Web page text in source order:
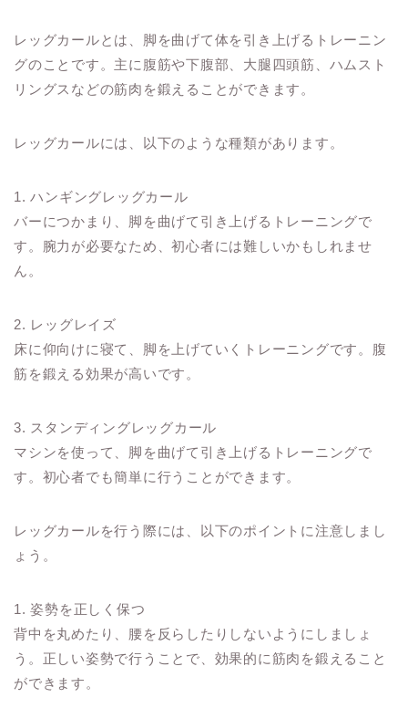
レッグカールとは、脚を曲げて体を引き上げるトレーニン
グのことです。主に腹筋や下腹部、大腿四頭筋、ハムスト
リングスなどの筋肉を鍛えることができます。
レッグカールには、以下のような種類があります。
1. ハンギングレッグカール
バーにつかまり、脚を曲げて引き上げるトレーニングで
す。腕力が必要なため、初心者には難しいかもしれませ
ん。
2. レッグレイズ
床に仰向けに寝て、脚を上げていくトレーニングです。腹
筋を鍛える効果が高いです。
3. スタンディングレッグカール
マシンを使って、脚を曲げて引き上げるトレーニングで
す。初心者でも簡単に行うことができます。
レッグカールを行う際には、以下のポイントに注意しまし
ょう。
1. 姿勢を正しく保つ
背中を丸めたり、腰を反らしたりしないようにしましょ
う。正しい姿勢で行うことで、効果的に筋肉を鍛えること
ができます。